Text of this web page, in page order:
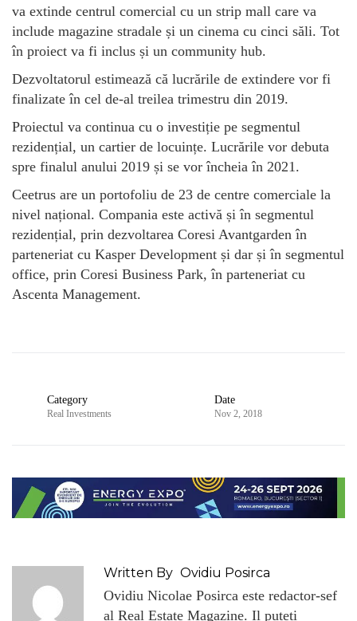
va extinde centrul comercial cu un strip mall care va
include magazine stradale și un cinema cu cinci săli. Tot
în proiect va fi inclus și un community hub.
Dezvoltatorul estimează că lucrările de extindere vor fi
finalizate în cel de-al treilea trimestru din 2019.
Proiectul va continua cu o investiție pe segmentul
rezidențial, un cartier de locuințe. Lucrările vor debuta
spre finalul anului 2019 și se vor încheia în 2021.
Ceetrus are un portofoliu de 23 de centre comerciale la
nivel național. Compania este activă și în segmentul
rezidențial, prin dezvoltarea Coresi Avantgarden în
parteneriat cu Kasper Development și dar și în segmentul
office, prin Coresi Business Park, în parteneriat cu
Ascenta Management.
Category
Real Investments
Date
Nov 2, 2018
Written By Ovidiu Posirca
Ovidiu Nicolae Posirca este redactor-sef
al Real Estate Magazine. Il puteti